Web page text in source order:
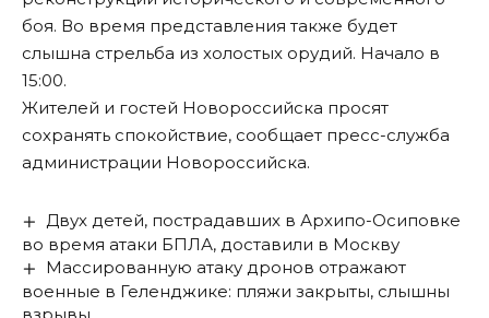
боя. Во время представления также будет
слышна стрельба из холостых орудий. Начало в
15:00.
Жителей и гостей Новороссийска просят
сохранять спокойствие, сообщает пресс-служба
администрации Новороссийска.
Двух детей, пострадавших в Архипо-Осиповке
во время атаки БПЛА, доставили в Москву
Массированную атаку дронов отражают
военные в Геленджике: пляжи закрыты, слышны